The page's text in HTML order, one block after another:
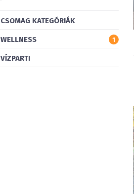
CSOMAG KATEGÓRIÁK
WELLNESS 1
VÍZPARTI